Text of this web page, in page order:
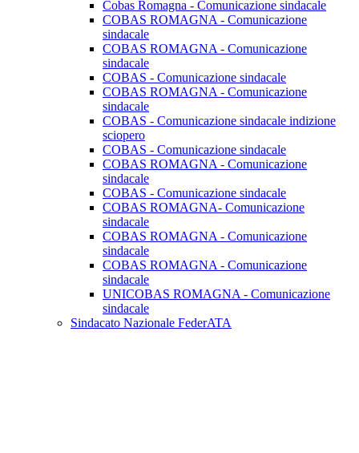
Cobas Romagna - Comunicazione sindacale
COBAS ROMAGNA - Comunicazione
sindacale
COBAS ROMAGNA - Comunicazione
sindacale
COBAS - Comunicazione sindacale
COBAS ROMAGNA - Comunicazione
sindacale
COBAS - Comunicazione sindacale indizione
sciopero
COBAS - Comunicazione sindacale
COBAS ROMAGNA - Comunicazione
sindacale
COBAS - Comunicazione sindacale
COBAS ROMAGNA- Comunicazione
sindacale
COBAS ROMAGNA - Comunicazione
sindacale
COBAS ROMAGNA - Comunicazione
sindacale
UNICOBAS ROMAGNA - Comunicazione
sindacale
Sindacato Nazionale FederATA